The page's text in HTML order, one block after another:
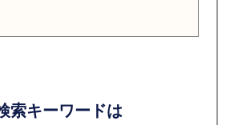
キーワードは